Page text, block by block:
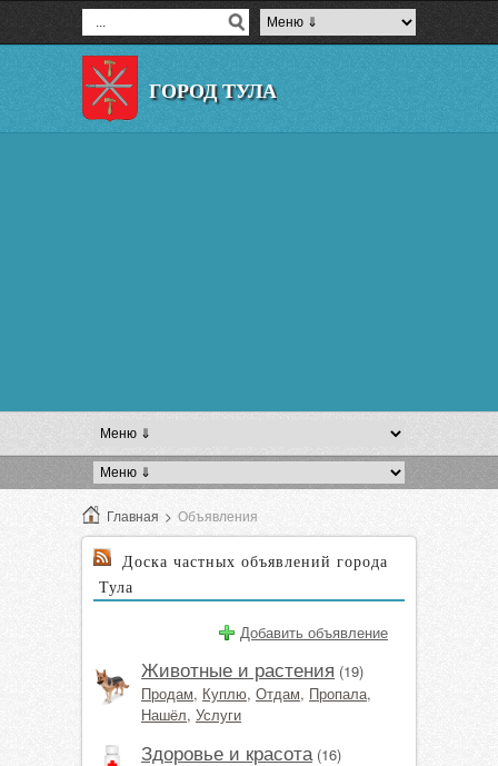
ГОРОД ТУЛА
Главная > Объявления
Доска частных объявлений города
Тула
Добавить объявление
Животные и растения (19)
Продам, Куплю, Отдам, Пропала,
Нашёл, Услуги
Здоровье и красота (16)